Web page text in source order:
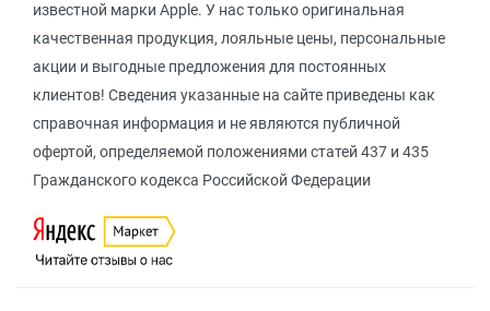
известной марки Apple. У нас только оригинальная
качественная продукция, лояльные цены, персональные
акции и выгодные предложения для постоянных
клиентов! Сведения указанные на сайте приведены как
справочная информация и не являются публичной
офертой, определяемой положениями статей 437 и 435
Гражданского кодекса Российской Федерации